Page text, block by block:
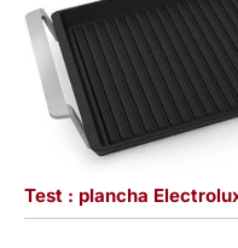
Test : plancha